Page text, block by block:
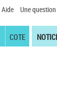
Aide Une
COTE